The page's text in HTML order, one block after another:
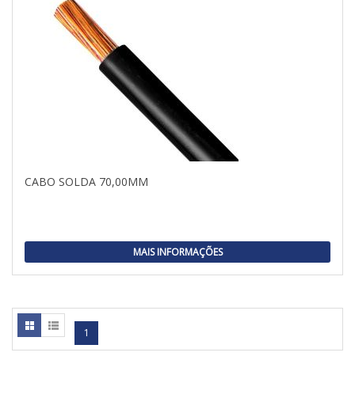
CABO SOLDA 70,00MM
MAIS INFORMAÇÕES
1